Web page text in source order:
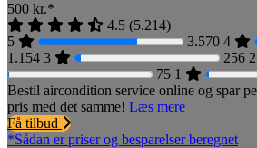
500 kr.*
4.5 (5.214)
5
3.570 4
1.154 3 256 2
75 1
Bestil aircondition service online og spar
pris med det samme! Læs mere
Få tilbud
*Sådan er priser og besparelser beregnet